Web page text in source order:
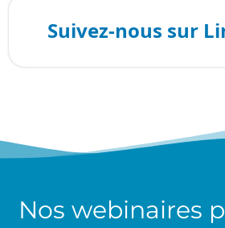
Nos webinaires